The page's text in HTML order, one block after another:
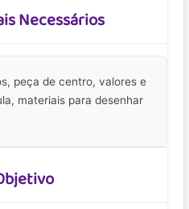
Necessários
peça de centro, valores e
materiais para desenhar